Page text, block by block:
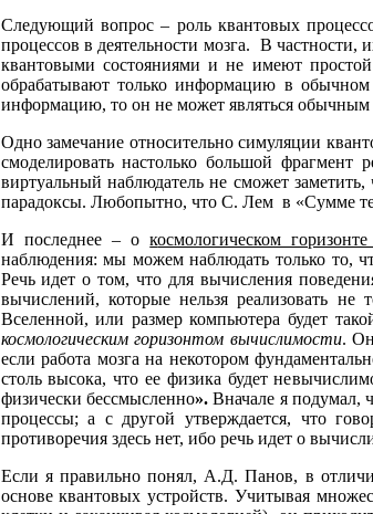
Следующий вопрос – роль квантовых
процессов в деятельности мозга. В
квантовыми состояниями и не имеют
обрабатывают только информацию в
информацию, то он не может являться
Одно замечание относительно симуляции
смоделировать настолько большой фрагмент
виртуальный наблюдатель не сможет
парадоксы. Любопытно, что С. Лем в «Сумме
И последнее – окосмологическом
наблюдения: мы можем наблюдать только то,
Речь идет о том, что для вычисления
вычислений, которые нельзя реализовать
Вселенной, или размер компьютера будет
космологическим горизонтом вычислимости.
если работа мозга на некотором
столь высока, что ее физика будет
физически бессмысленно».Вначале я подумал,
процессы; а с другой утверждается, что
противоречия здесь нет, ибо речь идет о
Если я правильно понял, А.Д. Панов, в
основе квантовых устройств. Учитывая